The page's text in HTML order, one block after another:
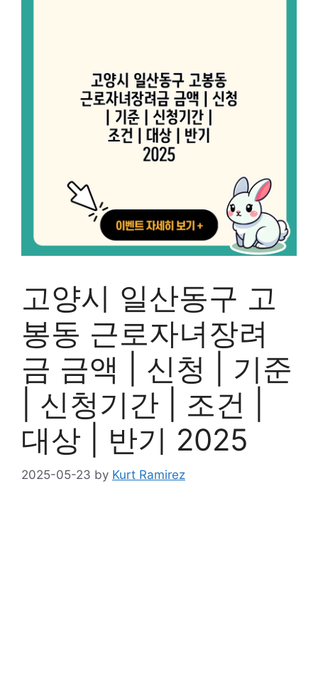
고양시 일산동구 고
봉동 근로자녀장려
금 금액 | 신청 | 기준
| 신청기간 | 조건 |
대상 | 반기 2025
2025-05-23 by Kurt Ramirez